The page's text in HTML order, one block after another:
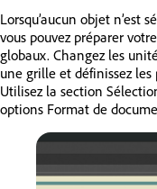
Lorsqu’aucun objet n’est
vous pouvez préparer
globaux. Changez les
une grille et définissez
Utilisez la section
options Format de